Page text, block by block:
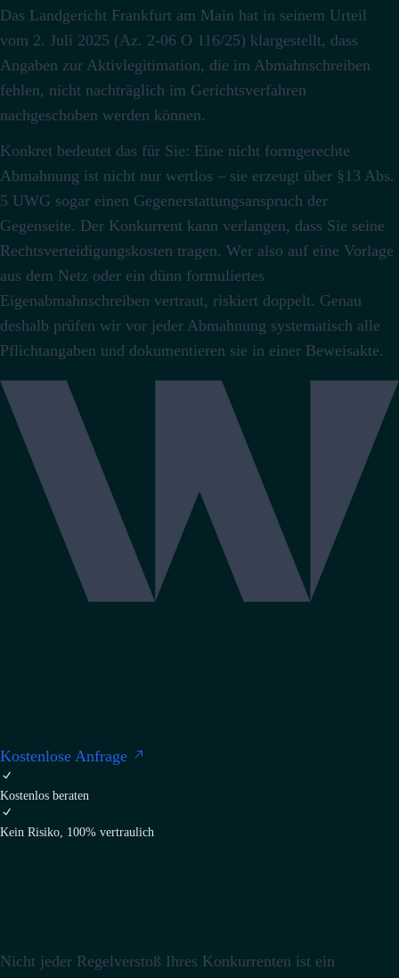
Das Landgericht Frankfurt am Main hat in seinem Urteil
vom 2. Juli 2025 (Az. 2-06 O 116/25) klargestellt, dass
Angaben zur Aktivlegitimation, die im Abmahnschreiben
fehlen, nicht nachträglich im Gerichtsverfahren
nachgeschoben werden können.
Konkret bedeutet das für Sie: Eine nicht formgerechte
Abmahnung ist nicht nur wertlos – sie erzeugt über §13 Abs.
5 UWG sogar einen Gegenerstattungsanspruch der
Gegenseite. Der Konkurrent kann verlangen, dass Sie seine
Rechtsverteidigungskosten tragen. Wer also auf eine Vorlage
aus dem Netz oder ein dünn formuliertes
Eigenabmahnschreiben vertraut, riskiert doppelt. Genau
deshalb prüfen wir vor jeder Abmahnung systematisch alle
Pflichtangaben und dokumentieren sie in einer Beweisakte.
Kostenlose Anfrage
Kostenlos beraten
Kein Risiko, 100% vertraulich
Nicht jeder Regelverstoß Ihres Konkurrenten ist ein